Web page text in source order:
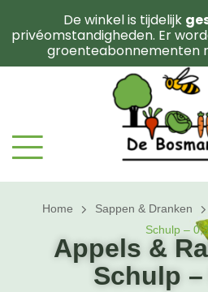
Home Sappen & Dranken
Schulp –
Appels &
Schulp
De winkel is tijdelijk
privéomstandigheden. Er
groenteabonnementen